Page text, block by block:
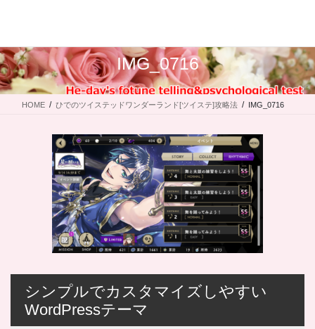
ン
ツ
に
移
ー
シ
ョ
ン
IMG_0716
HOME ひでのツイステッドワンダーランド[ツイステ]攻略法 IMG_0716
シンプルでカスタマイズしやすい
WordPressテーマ